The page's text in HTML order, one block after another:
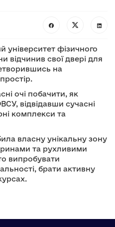
фізичного
відчинив свої двері для
на
очі побачити, як
відвідавши сучасні
комплекси та
власну унікальну зону
та рухливими
випробувати
брати активну